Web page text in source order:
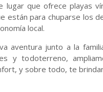
lugar que ofrece playas
están para chuparse los
local.
aventura junto a la
y todoterreno,
y sobre todo, te